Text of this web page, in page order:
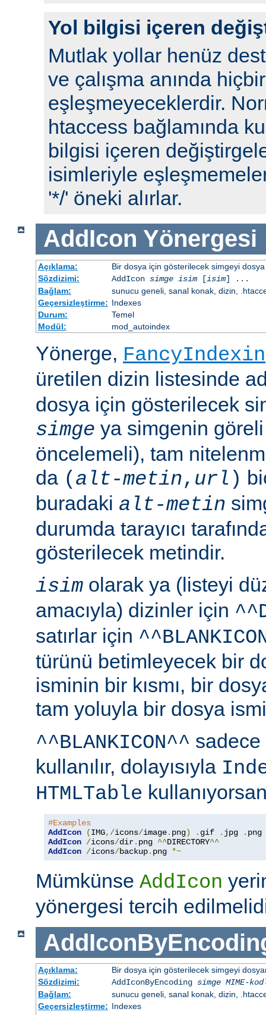
Yol bilgisi içeren
Mutlak yollar henüz
ve çalışma anında
eşleşmeyeceklerdir.
htaccess bağlamında
bilgisi içeren
isimleriyle
'*/' öneki alırlar.
AddIcon Yönergesi
Açıklama:
Bir dosya için gösterilecek simgeyi
Sözdizimi:
AddIcon simge isim[isim] ...
Bağlam:
sunucu geneli, sanal konak, dizin,
Geçersizleştirme: Indexes
Durum:
Temel
Modül:
mod_autoindex
Yönerge,
üretilen dizin listesinde
dosya için gösterilecek
simge ya simgenin göreli
öncelemeli), tam
da ( alt-metin, url )
buradaki alt-metin
durumda tarayıcı
gösterilecek metindir.
isim olarak ya (listeyi
amacıyla) dizinler için
satırlar için
türünü betimleyecek bir
isminin bir kısmı, bir
tam yoluyla bir dosya
^^BLANKICON^^
kullanılır, dolayısıyla
HTMLTable
#Examples
AddIcon
(IMG,/icons/image. png) . gif . jpg .
AddIcon /icons/dir. png ^^DIRECTORY^^
AddIcon /icons/backup. png *~
Mümkünse AddIcon
yönergesi tercih
Açıklama:
Bir dosya için gösterilecek simgeyi
Sözdizimi:
AddIconByEncoding simge MIME-
Bağlam:
sunucu geneli, sanal konak, dizin,
Geçersizleştirme: Indexes